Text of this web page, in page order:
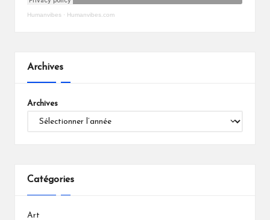
Humanvibes · Humanvibes.com
Archives
Archives
Catégories
Art